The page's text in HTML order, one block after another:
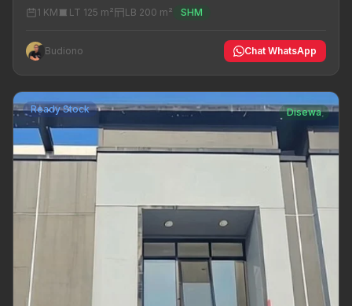
1 KM
LT 125 m² LB 200 m² SHM
Budiono Chat WhatsApp
Ready Stock Disewa